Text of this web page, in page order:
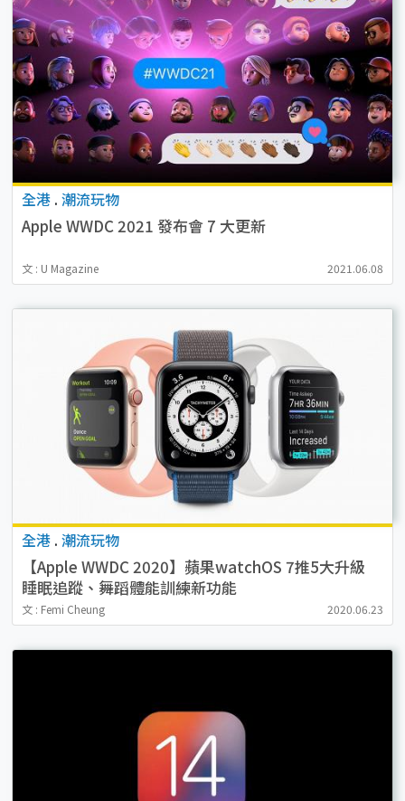
全港 . 潮流玩物
Apple WWDC 2021 發布會 7 大更新
文 : U Magazine 2021.06.08
全港 . 潮流玩物
【Apple WWDC 2020】蘋果watchOS 7推5大升級
睡眠追蹤、舞蹈體能訓練新功能
文 : Femi Cheung 2020.06.23